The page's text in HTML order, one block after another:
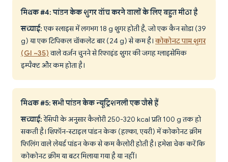
मिथक #4: पांडन केक शुगर वॉच करने वालों के लिए बहुत मीठा है
सच्चाई:एक स्लाइस में लगभग 18 g शुगर होती है, जो एक कैन सोडा (39
g) या एक टिपिकल चॉकलेट बार (24 g) से कम है।कोकोनट पाम शुगर
(GI ~35)वाले वर्ज़न चुनने से रिफाइंड शुगर की जगह ग्लाइसेमिक
इम्पैक्ट और कम होता है।
मिथक #5: सभी पांडन केक न्यूट्रिशनली एक जैसे हैं
सच्चाई:रेसिपी के अनुसार कैलोरी 250-320 kcal प्रति 100 g तक हो
सकती है। शिफॉन-स्टाइल पांडन केक (हल्का, एयरी) में कोकोनट क्रीम
फिलिंग वाले लेयर्ड पांडन केक से कम कैलोरी होती है। हमेशा चेक करें कि
कोकोनट क्रीम या बटर मिलाया गया है या नहीं।